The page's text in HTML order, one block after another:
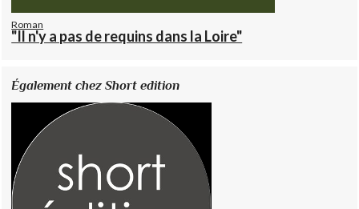
Roman
"Il n'y a pas de requins dans la Loire"
Également chez Short edition